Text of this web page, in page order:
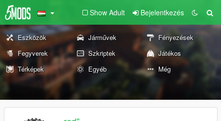
Show Adult Bejelentkezés
Eszközök Járművek
Fényezések
Fegyverek
Szkriptek
Játékos
Térképek
Egyéb Még